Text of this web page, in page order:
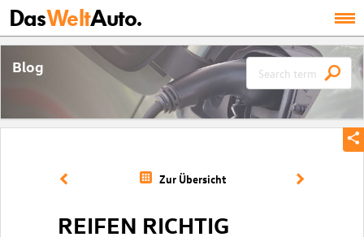
DasWeltAuto.
Blog
Zur Übersicht
REIFEN RICHTIG